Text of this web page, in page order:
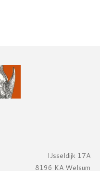
IJsseldijk 17A
8196 KA Welsum